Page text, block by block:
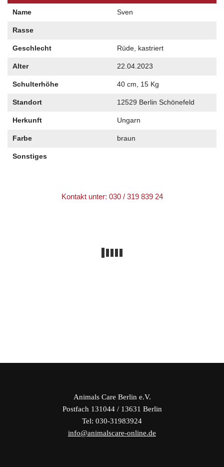
Name Sven
Rasse
Geschlecht Rüde, kastriert
Alter 22.04.2023
Schulterhöhe 40 cm, 15 Kg
Standort 12529 Berlin Schönefeld
Herkunft Ungarn
Farbe braun
Sonstiges
Kontakt unter: 030 / 319 839 24
Animals Care Berlin e.V.
Postfach 131044 / 13631 Berlin
Tel: 030-31983924
info@animalscare-online.de